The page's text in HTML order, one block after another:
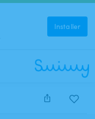
Installer